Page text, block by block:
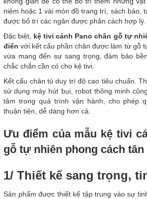
niệm hoặc 1 vài món đồ trang trí, sách báo,
được bố trí các ngăn được phân cách hợp lý.
Đặc biệt, kệ tivi cánh Pano chân gỗ tự
điển với kết cấu phần chân được làm từ gỗ
vừa mang đến sự sang trọng, đảm bảo
chắc chắn cần có cho kệ tivi.
Kết cấu chân tủ duy trì độ cao tiêu chuẩn.
sử dụng máy hút bụi, robot thông minh
tâm trong quá trình vận hành, cho phép
thuận tiện, dễ dàng hơn cả.
Ưu điểm của mẫu kệ tivi
gỗ tự nhiên phong cách tân
1/ Thiết kế sang trọng,
Sản phẩm được thiết kế tập trung vào sự